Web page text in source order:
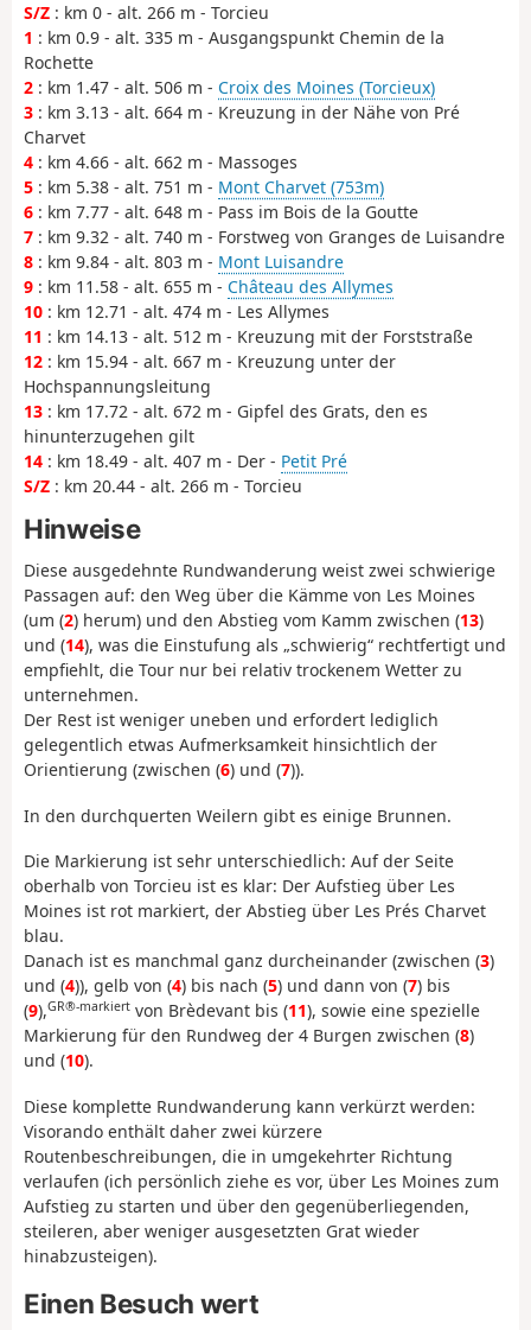
S/Z : km 0 - alt. 266 m - Torcieu
1 : km 0.9 - alt. 335 m - Ausgangspunkt Chemin de la
Rochette
2 : km 1.47 - alt. 506 m - Croix des Moines (Torcieux)
3 : km 3.13 - alt. 664 m - Kreuzung in der Nähe von Pré
Charvet
4 : km 4.66 - alt. 662 m - Massoges
5 : km 5.38 - alt. 751 m - Mont Charvet (753m)
6 : km 7.77 - alt. 648 m - Pass im Bois de la Goutte
7 : km 9.32 - alt. 740 m - Forstweg von Granges de Luisandre
8 : km 9.84 - alt. 803 m - Mont Luisandre
9 : km 11.58 - alt. 655 m - Château des Allymes
10 : km 12.71 - alt. 474 m - Les Allymes
11 : km 14.13 - alt. 512 m - Kreuzung mit der Forststraße
12 : km 15.94 - alt. 667 m - Kreuzung unter der
Hochspannungsleitung
13 : km 17.72 - alt. 672 m - Gipfel des Grats, den es
hinunterzugehen gilt
14 : km 18.49 - alt. 407 m - Der - Petit Pré
S/Z : km 20.44 - alt. 266 m - Torcieu
Hinweise
Diese ausgedehnte Rundwanderung weist zwei schwierige
Passagen auf: den Weg über die Kämme von Les Moines
(um (2) herum) und den Abstieg vom Kamm zwischen (13)
und (14), was die Einstufung als „schwierig“ rechtfertigt und
empfiehlt, die Tour nur bei relativ trockenem Wetter zu
unternehmen.
Der Rest ist weniger uneben und erfordert lediglich
gelegentlich etwas Aufmerksamkeit hinsichtlich der
Orientierung (zwischen (6) und (7)).
In den durchquerten Weilern gibt es einige Brunnen.
Die Markierung ist sehr unterschiedlich: Auf der Seite
oberhalb von Torcieu ist es klar: Der Aufstieg über Les
Moines ist rot markiert, der Abstieg über Les Prés Charvet
blau.
Danach ist es manchmal ganz durcheinander (zwischen (3)
und (4)), gelb von (4) bis nach (5) und dann von (7) bis
(9),GR®-markiert von Brèdevant bis (11), sowie eine spezielle
Markierung für den Rundweg der 4 Burgen zwischen (8)
und (10).
Diese komplette Rundwanderung kann verkürzt werden:
Visorando enthält daher zwei kürzere
Routenbeschreibungen, die in umgekehrter Richtung
verlaufen (ich persönlich ziehe es vor, über Les Moines zum
Aufstieg zu starten und über den gegenüberliegenden,
steileren, aber weniger ausgesetzten Grat wieder
hinabzusteigen).
Einen Besuch wert